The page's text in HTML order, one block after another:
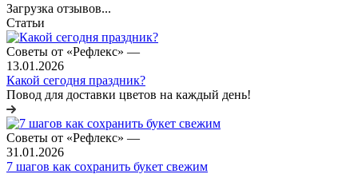
Загрузка отзывов...
Статьи
Советы от «Рефлекс» —
13.01.2026
Какой сегодня праздник?
Повод для доставки цветов на каждый день!
Советы от «Рефлекс» —
31.01.2026
7 шагов как сохранить букет свежим